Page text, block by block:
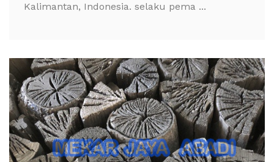
Kalimantan, Indonesia. selaku pema ...